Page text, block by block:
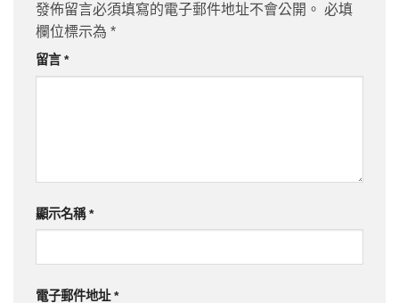
發佈留言必須填寫的電子郵件地址不會公開。 必填
欄位標示為 *
留言*
顯示名稱*
電子郵件地址*